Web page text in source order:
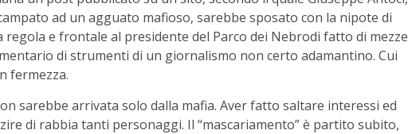
ad un agguato mafioso, sarebbe sposato con la nipote di
regola e frontale al presidente del Parco dei Nebrodi fatto di mezze
di strumenti di un giornalismo non certo adamantino. Cui
fermezza.
sarebbe arrivata solo dalla mafia. Aver fatto saltare interessi ed
di rabbia tanti personaggi. Il “mascariamento” è partito subito,